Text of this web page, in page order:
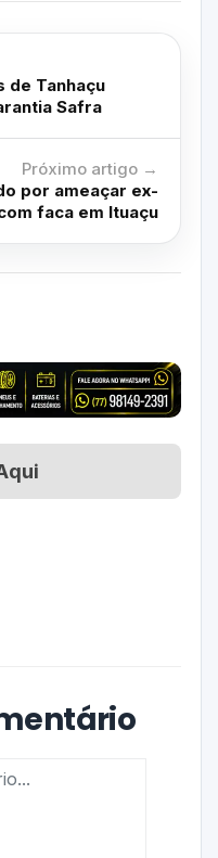
de Tanhaçu
Safra
Próximo artigo →
por ameaçar ex-
faca em Ituaçu